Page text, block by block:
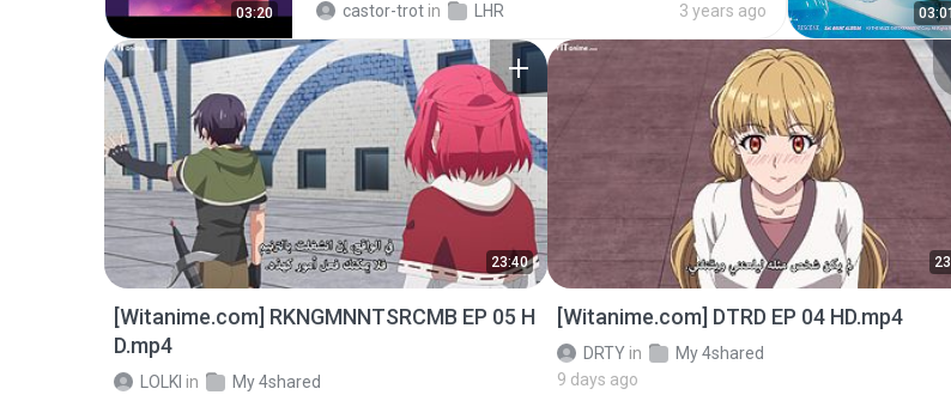
03:20 castor-trot in LHR 3 years ago 03:01
23:40
[Witanime.com] RKNGMNNTSRCMB EP 05 H
D.mp4
LOLKI in
My 4shared
[Witanime.com] DTRD EP 04 HD.mp4
DRTY in
My 4shared
9 days ago